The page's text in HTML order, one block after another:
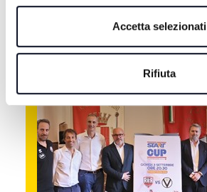
Accetta selezionati
Rifiuta